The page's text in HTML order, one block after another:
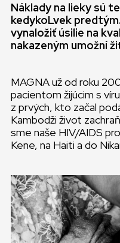
Náklady na lieky sú
kedykoLvek
vynaložiť úsilie na
nakazeným umožní
MAGNA už od roku
pacientom žijúcim s
z prvých, kto začal
Kambodži život
sme naše HIV/AIDS
Kene, na Haiti a do